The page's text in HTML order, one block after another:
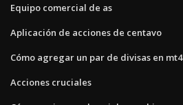
Equipo comercial de as
Aplicación de acciones de centavo
Cómo agregar un par de divisas en mt4
Acciones cruciales